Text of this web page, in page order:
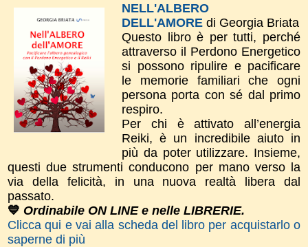
NELL'ALBERO
DELL'AMORE di Georgia Briata
Questo libro è per tutti, perché
attraverso il Perdono Energetico
si possono ripulire e pacificare
le memorie familiari che ogni
persona porta con sé dal primo
respiro.
Per chi è attivato all’energia
Reiki, è un incredibile aiuto in
più da poter utilizzare. Insieme,
questi due strumenti conducono per mano verso la
via della felicità, in una nuova realtà libera dal
passato.
💙 Ordinabile ON LINE e nelle LIBRERIE.
Clicca qui e vai alla scheda del libro per acquistarlo o
saperne di più